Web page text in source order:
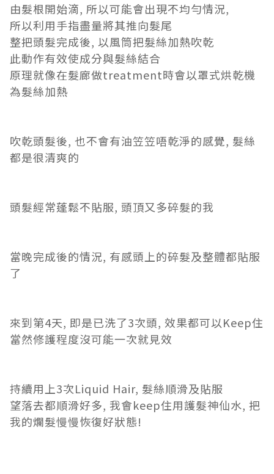
由髮根開始滴, 所以可能會出現不均勻情況,
所以利用手指盡量將其推向髮尾
整把頭髮完成後, 以風筒把髮絲加熱吹乾
此動作有效使成分與髮絲結合
原理就像在髮廊做treatment時會以罩式烘乾機
為髮絲加熱
吹乾頭髮後, 也不會有油笠笠唔乾淨的感覺, 髮絲
都是很清爽的
頭髮經常蓬鬆不貼服, 頭頂又多碎髮的我
當晚完成後的情況, 有感頭上的碎髮及整體都貼服
了
來到第4天, 即是已洗了3次頭, 效果都可以Keep住
當然修護程度沒可能一次就見效
持續用上3次Liquid Hair, 髮絲順滑及貼服
望落去都順滑好多, 我會keep住用護髮神仙水, 把
我的爛髮慢慢恢復好狀態!